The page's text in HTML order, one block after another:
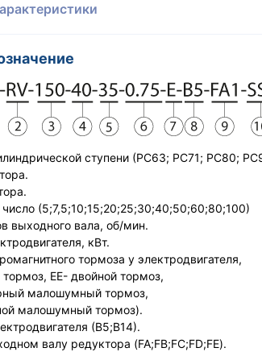
ступени (РС63; РС71; PC80;
(5;7,5;10;15;20;25;30;40;50;60;80;100)
выходного вала, об/мин.
кВт.
тормоза у электродвигателя,
ЕЕ- двойной тормоз,
малошумный тормоз,
малошумный тормоз).
(В5;В14).
валу редуктора (FA;FB;FC;FD;FE).